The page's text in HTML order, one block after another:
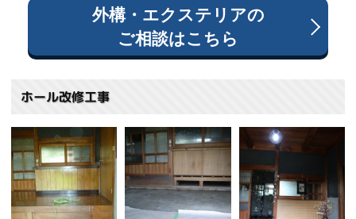
外構・エクステリアの
ご相談はこちら
ホール改修工事